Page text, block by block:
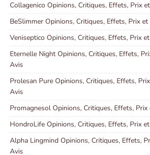
Collagenico Opinions, Critiques, Effets, Prix
BeSlimmer Opinions, Critiques, Effets, Prix
Veniseptico Opinions, Critiques, Effets, Prix
Eternelle Night Opinions, Critiques, Effets,
Avis
Prolesan Pure Opinions, Critiques, Effets,
Avis
Promagnesol Opinions, Critiques, Effets,
HondroLife Opinions, Critiques, Effets, Prix
Alpha Lingmind Opinions, Critiques, Effets,
Avis